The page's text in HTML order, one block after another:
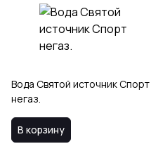
Вода Святой источник Спорт
негаз.
В корзину